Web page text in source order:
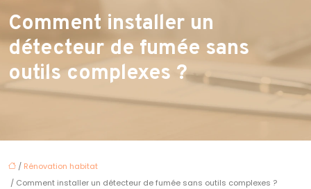
Comment installer un
détecteur de fumée sans
outils complexes ?
/ Rénovation habitat
/ Comment installer un détecteur de fumée sans outils complexes ?